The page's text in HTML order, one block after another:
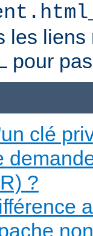
les
pour
clé
?